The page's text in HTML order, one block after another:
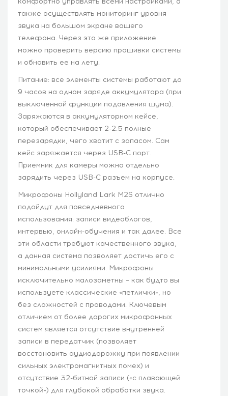
также осуществлять мониторинг уровня
звука на большом экране вашего
телефона. Через это же приложение
можно проверить версию прошивки системы
и обновить ее на лету.
Питание: все элементы системы работают до
9 часов на одном заряде аккумулятора (при
выключенной функции подавления шума).
Заряжаются в аккумуляторном кейсе,
который обеспечивает 2-2.5 полные
перезарядки, чего хватит с запасом. Сам
кейс заряжается через USB-C порт.
Приемник для камеры можно отдельно
зарядить через USB-C разъем на корпусе.
Микрофоны Hollyland Lark M2S отлично
подойдут для повседневного
использования: записи видеоблогов,
интервью, онлайн-обучения и так далее. Все
эти области требуют качественного звука,
а данная система позволяет достичь его с
минимальными усилиями. Микрофоны
исключительно малозаметны – как будто вы
используете классические «петлички», но
без сложностей с проводами. Ключевым
отличием от более дорогих микрофонных
систем является отсутствие внутренней
записи в передатчик (позволяет
восстановить аудиодорожку при появлении
сильных электромагнитных помех) и
отсутствие 32-битной записи («с плавающей
точкой») для глубокой обработки звука.